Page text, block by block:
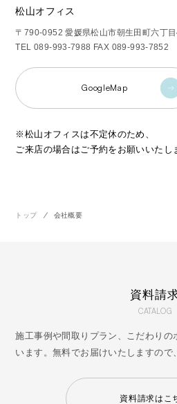
松山オフィス
〒790-0952 愛媛県松山市朝生田町六丁
TEL 089-993-7988 FAX 089-993-7852
GoogleMap
※松山オフィスは不定休のため、
ご来店の場合はご予約をお願いいたし
トップ 会社概要
資料請
CATALOG
施工事例や間取りプラン、こだわりの
います。無料でお届けいたしますので
資料請求はこ